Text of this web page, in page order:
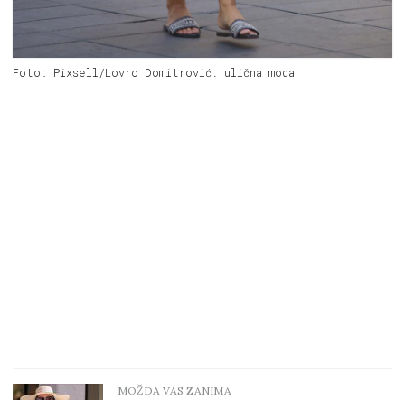
Foto: Pixsell/Lovro Domitrović. ulična moda
MOŽDA VAS ZANIMA